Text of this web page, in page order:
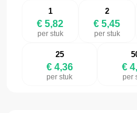
1
€ 5,82
per stuk
2
€ 5,45
per stuk
25
€ 4,36
per stuk
€
per